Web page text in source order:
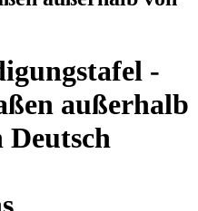
-
außerhalb